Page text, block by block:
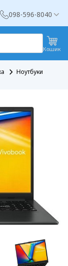
098-596-8040
Кошик
Ноутбуки